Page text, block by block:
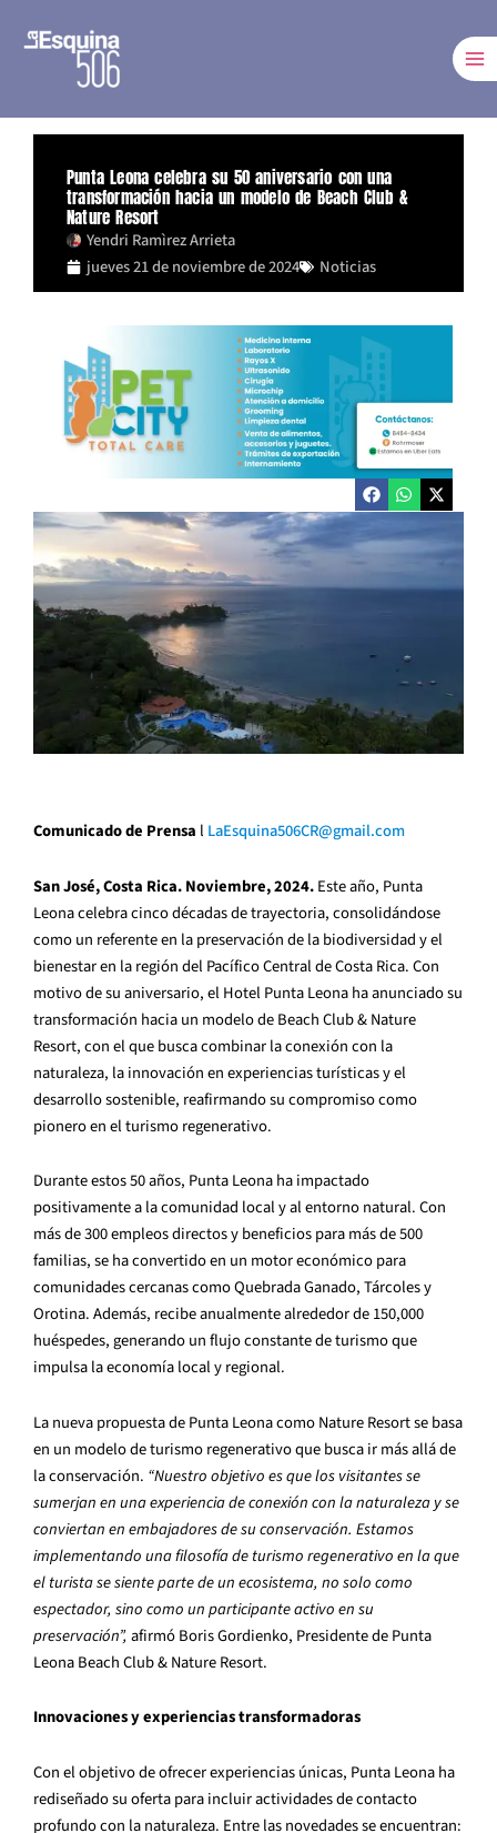
Punta Leona celebra su 50 aniversario con una
transformación hacia un modelo de Beach Club &
Nature Resort
Yendri Ramìrez Arrieta
jueves 21 de noviembre de 2024
Noticias
Comunicado de Prensa l LaEsquina506CR@gmail.com
San José, Costa Rica. Noviembre, 2024.Este año, Punta
Leona celebra cinco décadas de trayectoria, consolidándose
como un referente en la preservación de la biodiversidad y el
bienestar en la región del Pacífico Central de Costa Rica. Con
motivo de su aniversario, el Hotel Punta Leona ha anunciado su
transformación hacia un modelo de Beach Club & Nature
Resort, con el que busca combinar la conexión con la
naturaleza, la innovación en experiencias turísticas y el
desarrollo sostenible, reafirmando su compromiso como
pionero en el turismo regenerativo.
Durante estos 50 años, Punta Leona ha impactado
positivamente a la comunidad local y al entorno natural. Con
más de 300 empleos directos y beneficios para más de 500
familias, se ha convertido en un motor económico para
comunidades cercanas como Quebrada Ganado, Tárcoles y
Orotina. Además, recibe anualmente alrededor de 150,000
huéspedes, generando un flujo constante de turismo que
impulsa la economía local y regional.
La nueva propuesta de Punta Leona como Nature Resort se basa
en un modelo de turismo regenerativo que busca ir más allá de
la conservación. “Nuestro objetivo es que los visitantes se
sumerjan en una experiencia de conexión con la naturaleza y se
conviertan en embajadores de su conservación. Estamos
implementando una filosofía de turismo regenerativo en la que
el turista se siente parte de un ecosistema, no solo como
espectador, sino como un participante activo en su
preservación”, afirmó Boris Gordienko, Presidente de Punta
Leona Beach Club & Nature Resort.
Innovaciones y experiencias transformadoras
Con el objetivo de ofrecer experiencias únicas, Punta Leona ha
rediseñado su oferta para incluir actividades de contacto
profundo con la naturaleza. Entre las novedades se encuentran: